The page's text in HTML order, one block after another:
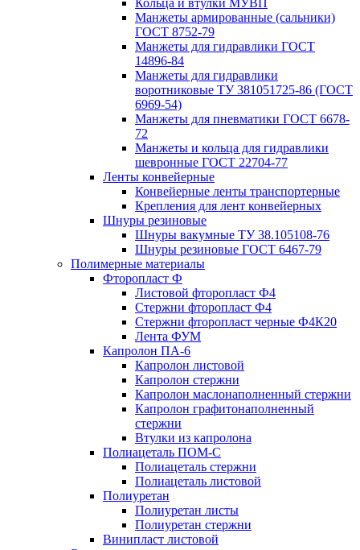
Кольца и втулки МУВП
Манжеты армированные (сальники)
ГОСТ 8752-79
Манжеты для гидравлики ГОСТ
14896-84
Манжеты для гидравлики
воротниковые ТУ 381051725-86 (ГОСТ
6969-54)
Манжеты для пневматики ГОСТ 6678-
72
Манжеты и кольца для гидравлики
шевронные ГОСТ 22704-77
Ленты конвейерные
Конвейерные ленты транспортерные
Крепления для лент конвейерных
Шнуры резиновые
Шнуры вакумные ТУ 38.105108-76
Шнуры резиновые ГОСТ 6467-79
Полимерные материалы
Фторопласт Ф
Листовой фторопласт Ф4
Стержни фторопласт Ф4
Стержни фторопласт черные Ф4К20
Лента ФУМ
Капролон ПА-6
Капролон листовой
Капролон стержни
Капролон маслонаполненный стержни
Капролон графитонаполненный
стержни
Втулки из капролона
Полиацеталь ПОМ-С
Полиацеталь стержни
Полиацеталь листовой
Полиуретан
Полиуретан листы
Полиуретан стержни
Винипласт листовой